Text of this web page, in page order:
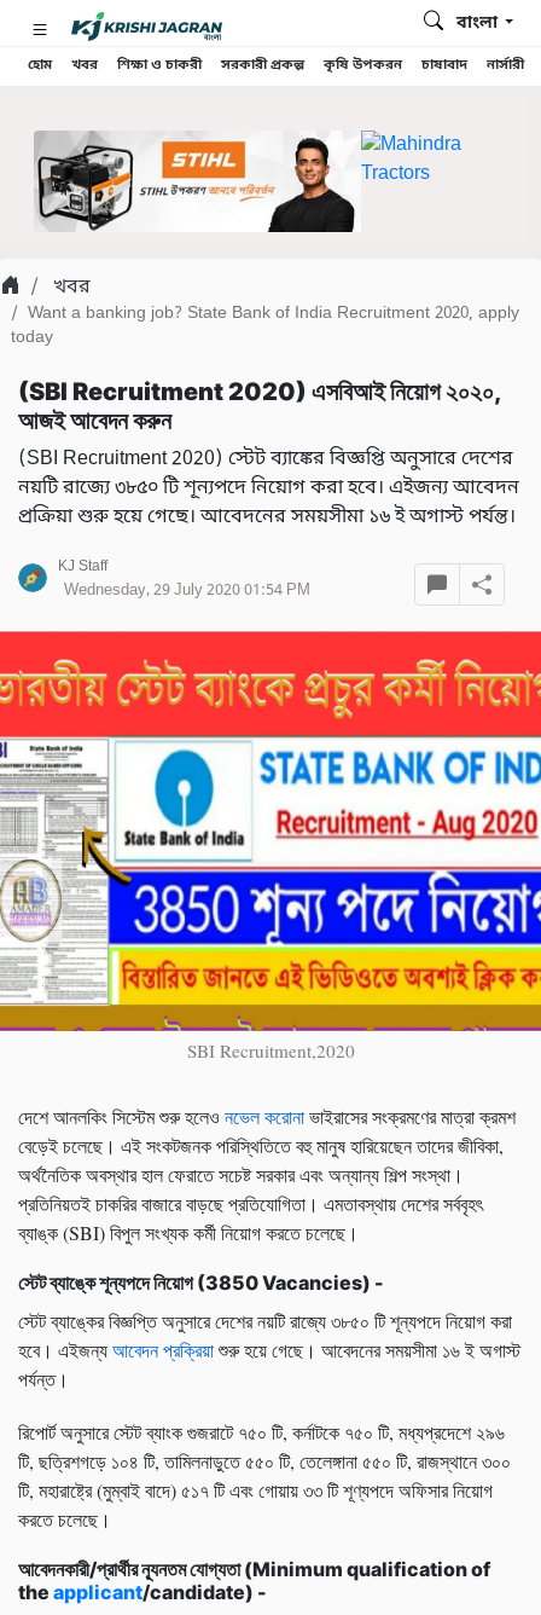
হোম খবর শিক্ষা ও চাকরী সরকারী প্রকল্প কৃষি উপকরন চাষাবাদ নার্সারী
বাংলা
খবর
Want a banking job? State Bank of India Recruitment 2020, apply
today
(SBI Recruitment 2020) এসবিআই নিয়োগ ২০২০,
আজই আবেদন করুন
(SBI Recruitment 2020) স্টেট ব্যাঙ্কের বিজ্ঞপ্তি অনুসারে দেশের
নয়টি রাজ্যে ৩৮৫০ টি শূন্যপদে নিয়োগ করা হবে। এইজন্য আবেদন
প্রক্রিয়া শুরু হয়ে গেছে। আবেদনের সময়সীমা ১৬ ই অগাস্ট পর্যন্ত।
KJ Staff
Wednesday, 29 July 2020 01:54 PM
SBI Recruitment,2020
দেশে আনলকিং সিস্টেম শুরু হলেও নভেল করোনাভাইরাসের সংক্রমণের মাত্রা ক্রমশ
বেড়েই চলেছে। এই সংকটজনক পরিস্থিতিতে বহু মানুষ হারিয়েছেন তাদের জীবিকা,
অর্থনৈতিক অবস্থার হাল ফেরাতে সচেষ্ট সরকার এবং অন্যান্য শিল্প সংস্থা।
প্রতিনিয়তই চাকরির বাজারে বাড়ছে প্রতিযোগিতা। এমতাবস্থায় দেশের সর্ববৃহৎ
ব্যাঙ্ক (SBI) বিপুল সংখ্যক কর্মী নিয়োগ করতে চলেছে।
স্টেট ব্যাঙ্কে শূন্যপদে নিয়োগ (3850 Vacancies) -
স্টেট ব্যাঙ্কের বিজ্ঞপ্তি অনুসারে দেশের নয়টি রাজ্যে ৩৮৫০ টি শূন্যপদে নিয়োগ করা
হবে। এইজন্যআবেদন প্রক্রিয়াশুরু হয়ে গেছে। আবেদনের সময়সীমা ১৬ ই অগাস্ট
পর্যন্ত।
রিপোর্ট অনুসারে স্টেট ব্যাংক গুজরাটে ৭৫০ টি, কর্নাটকে ৭৫০ টি, মধ্যপ্রদেশে ২৯৬
টি, ছত্রিশগড়ে ১০৪ টি,তামিলনাড়ুতে ৫৫০ টি, তেলেঙ্গানা ৫৫০ টি, রাজস্থানে ৩০০
টি, মহারাষ্ট্রে (মুম্বাই বাদে) ৫১৭ টি এবং গোয়ায় ৩৩ টি শূণ্যপদে অফিসার নিয়োগ
করতে চলেছে।
আবেদনকারী/প্রার্থীর ন্যূনতম যোগ্যতা (Minimum qualification of
the applicant/candidate) -